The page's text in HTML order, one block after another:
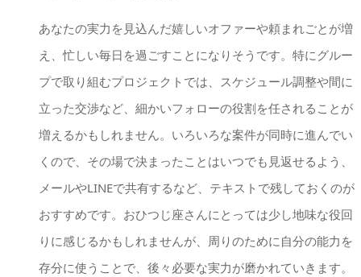
あなたの実力を見込んだ嬉しいオファーや頼まれごとが増
え、忙しい毎日を過ごすことになりそうです。特にグルー
プで取り組むプロジェクトでは、スケジュール調整や間に
立った交渉など、細かいフォローの役割を任されることが
増えるかもしれません。いろいろな案件が同時に進んでい
くので、その場で決まったことはいつでも見返せるよう、
メールやLINEで共有するなど、テキストで残しておくのが
おすすめです。おひつじ座さんにとっては少し地味な役回
りに感じるかもしれませんが、周りのために自分の能力を
存分に使うことで、後々必要な実力が磨かれていきます。